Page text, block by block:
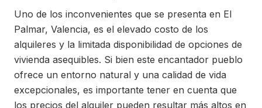
Uno de los inconvenientes que se presenta en El
Palmar, Valencia, es el elevado costo de los
alquileres y la limitada disponibilidad de opciones de
vivienda asequibles. Si bien este encantador pueblo
ofrece un entorno natural y una calidad de vida
excepcionales, es importante tener en cuenta que
los precios del alquiler pueden resultar más altos en